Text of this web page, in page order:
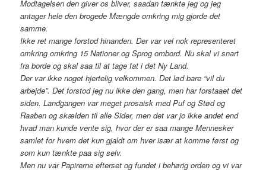
Modtagelsen den giver os bliver, saadan tænkte jeg og jeg
antager hele den brogede Mængde omkring mig gjorde det
samme.
Ikke ret mange forstod hinanden. Der var vel nok representeret
omkring omkring 15 Nationer og Sprog ombord. Nu skal vi snart
fra borde og skal saa til at tage fat i det Ny Land.
Der var ikke noget hjertelig velkommen. Det lød bare “vil du
arbejde”. Det forstod jeg nu ikke den gang, men har forstaaet det
siden. Landgangen var meget prosaisk med Puf og Stød og
Raaben og skælden til alle Sider, men det var jo ikke andet end
hvad man kunde vente sig, hvor der er saa mange Mennesker
samlet for hvem det kun gjaldt om hver især at komme først og
som kun tænkte paa sig selv.
Men nu var Papirerne efterset og fundet i behørig orden og vi var